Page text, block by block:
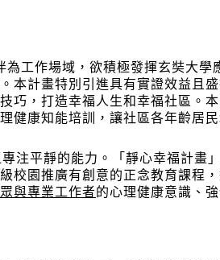
工作場域，欲積極發揮玄奘大學
本計畫特別引進具有實證效益且
巧，打造幸福人生和幸福社區。本
健康知能培訓，讓社區各年齡居
注平靜的能力。「靜心幸福計畫
校園推廣有創意的正念教育課程
與專業工作者的心理健康意識、